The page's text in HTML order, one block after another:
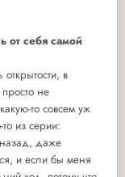
от себя самой
в
не
то совсем уж
из серии:
даже
и если бы меня